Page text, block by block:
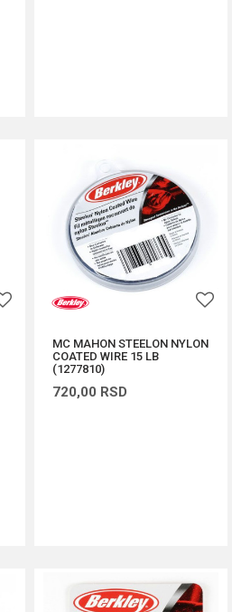
MC MAHON STEELON NYLON
COATED WIRE 15 LB
(1277810)
720,00 RSD